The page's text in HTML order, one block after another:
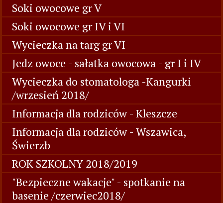
Soki owocowe gr V
Soki owocowe gr IV i VI
Wycieczka na targ gr VI
Jedz owoce - sałatka owocowa - gr I i IV
Wycieczka do stomatologa -Kangurki
/wrzesień 2018/
Informacja dla rodziców - Kleszcze
Informacja dla rodziców - Wszawica,
Świerzb
ROK SZKOLNY 2018/2019
"Bezpieczne wakacje" - spotkanie na
basenie /czerwiec2018/